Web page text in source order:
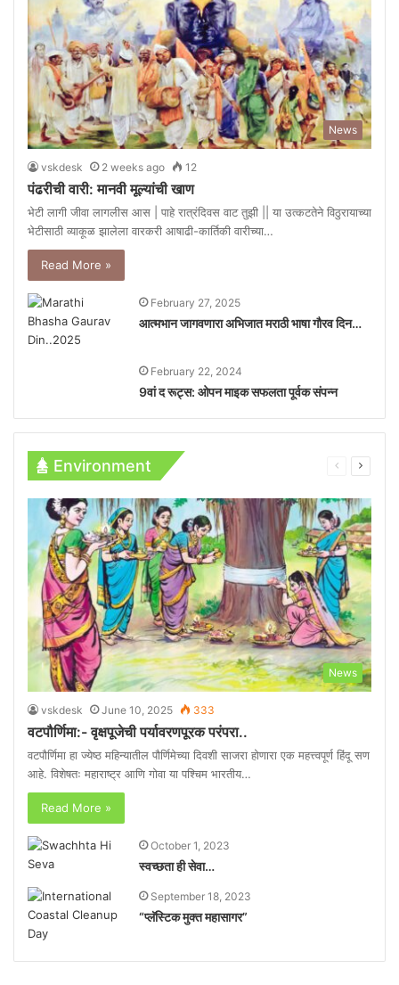
News
vskdesk 2 weeks ago 12
पंढरीची वारी: मानवी मूल्यांची खाण
भेटी लागी जीवा लागलीस आस | पाहे रात्रंदिवस वाट तुझी || या उत्कटतेने विठुरायाच्या
भेटीसाठी व्याकूळ झालेला वारकरी आषाढी-कार्तिकी वारीच्या…
Read More »
February 27, 2025
आत्मभान जागवणारा अभिजात मराठी भाषा गौरव दिन…
February 22, 2024
9वां द रूट्स: ओपन माइक सफलता पूर्वक संपन्न
Environment
Previous
News
vskdesk June 10, 2025 333
वटपौर्णिमा:- वृक्षपूजेची पर्यावरणपूरक परंपरा..
वटपौर्णिमा हा ज्येष्ठ महिन्यातील पौर्णिमेच्या दिवशी साजरा होणारा एक महत्त्वपूर्ण हिंदू सण
आहे. विशेषतः महाराष्ट्र आणि गोवा या पश्चिम भारतीय…
Read More »
October 1, 2023
स्वच्छता ही सेवा…
September 18, 2023
“प्लॅस्टिक मुक्त महासागर”